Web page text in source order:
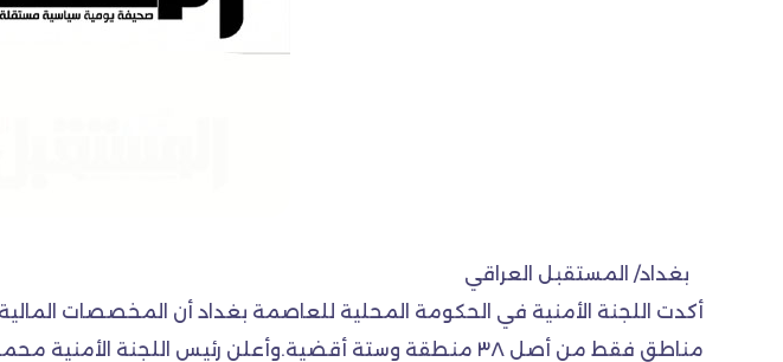
بغداد/ المستقبل العراقي
أكدت اللجنة الأمنية في الحكومة المحلية للعاصمة بغداد أن المخصصات
مناطق فقط من أصل ٣٨ منطقة وستة أقضية.وأعلن رئيس اللجنة